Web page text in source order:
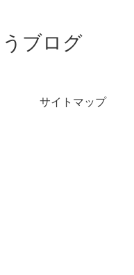
ブログ
サイトマップ